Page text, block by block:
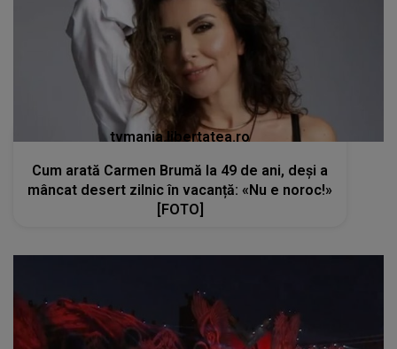
tvmania.libertatea.ro
Cum arată Carmen Brumă la 49 de ani, deși a
mâncat desert zilnic în vacanță: «Nu e noroc!»
[FOTO]